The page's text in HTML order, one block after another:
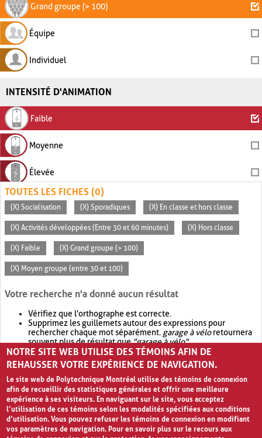
Grand groupe (> 100)
Équipe
Individuel
INTENSITÉ D'ANIMATION
Faible
Moyenne
Élevée
TOUTES LES FICHES (0)
(X) Socialisation (X) Sporadiques (X) En classe et hors classe
(X) Activités développées (Entre 30 et 60 minutes) (X) Hors classe
(X) Faible (X) Grand groupe (> 100)
(X) Moyen groupe (entre 30 et 100)
Votre recherche n'a donné aucun résultat
Vérifiez que l'orthographe est correcte.
Supprimez les guillemets autour des expressions pour
rechercher chaque mot séparément. garage à véloretournera
souvent plus de résultat que"garage à vélo".
Envisagez d'élargir votre recherche avec OR.garage OR vélo
retournera souvent plus de résultat quegarage à vélo
NOTRE SITE WEB UTILISE DES TÉMOINS AFIN DE
REHAUSSER VOTRE EXPÉRIENCE DE NAVIGATION.
Le site web de Polytechnique Montréal utilise des témoins de connexion
afin de recueillir des statistiques générales et offrir une meilleure
expérience à ses visiteurs. En naviguant sur le site, vous acceptez
l’utilisation de ces témoins selon les modalités spécifiées aux conditions
d’utilisation. Vous pouvez refuser les témoins de connexion en modifiant
vos paramètres de navigation. Pour en savoir plus sur le recours aux